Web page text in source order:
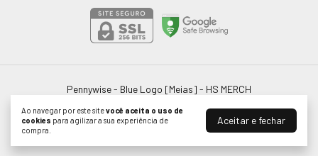
Ao navegar por este sitevocê aceita o uso de
cookies para agilizar a sua experiência de
compra.
Aceitar e fechar
Pennywise - Blue Logo [Meias] - HS MERCH